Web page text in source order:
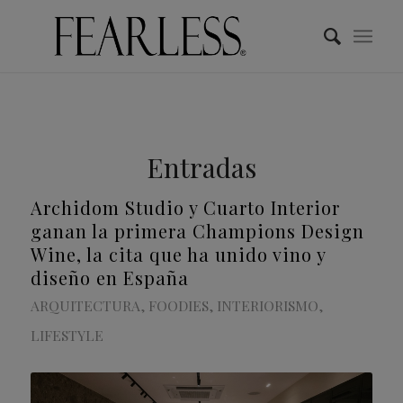
Entradas
Archidom Studio y Cuarto Interior
ganan la primera Champions Design
Wine, la cita que ha unido vino y
diseño en España
ARQUITECTURA, FOODIES, INTERIORISMO,
LIFESTYLE